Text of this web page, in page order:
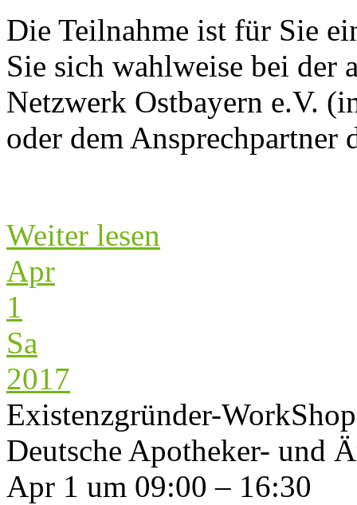
Die Teilnahme ist für Sie
Sie sich wahlweise bei der
Netzwerk Ostbayern e.V.
oder dem
Weiter lesen
Apr
1
Sa
2017
Existenzgründer-
Deutsche Apotheker- und
Apr 1 um 09:00 – 16:30